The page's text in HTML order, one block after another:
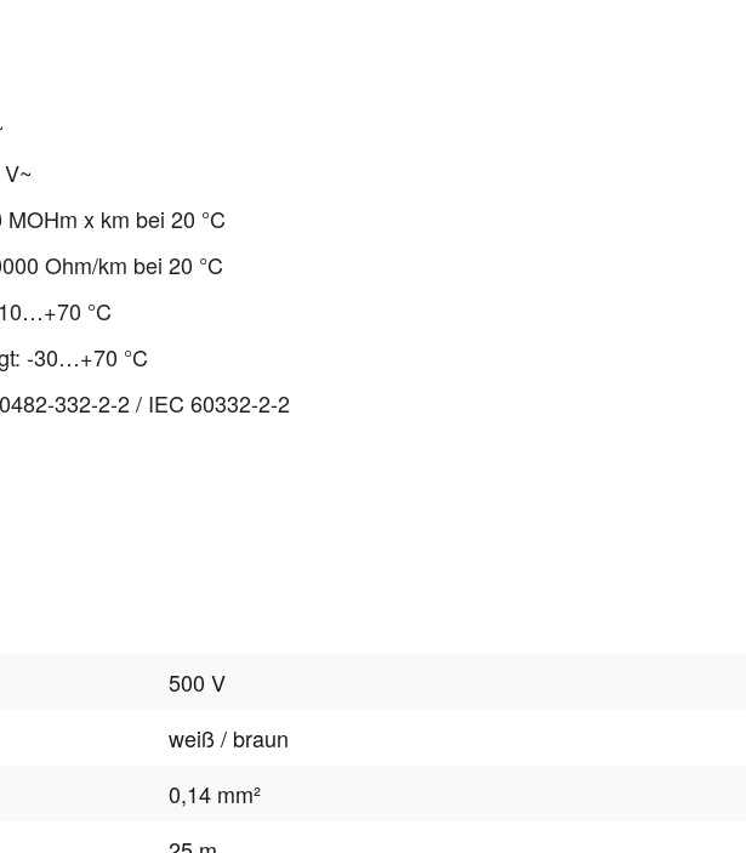
x km bei 20 °C
Ohm/km bei 20 °C
°C
-30…+70 °C
332-2-2 / IEC 60332-2-2
500 V
weiß / braun
0,14 mm²